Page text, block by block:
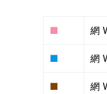
■ 網
■ 網
■ 網